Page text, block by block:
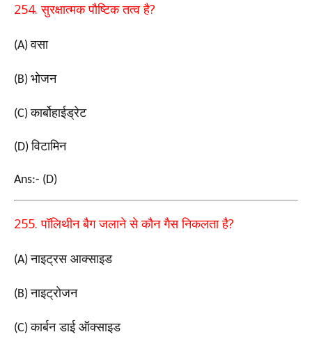
254.सुरक्षात्मक पौष्टिक तत्व है?
(A)वसा
(B) भोजन
(C)कार्बोहाईड्रेट
(D)विटामिन
Ans:- (D)
255.पॉलिथीन बैग जलाने से कौन गैस निकलता है?
(A)नाइट्रस आक्साइड
(B)नाइट्रोजन
(C)कार्बन डाई ऑक्साइड